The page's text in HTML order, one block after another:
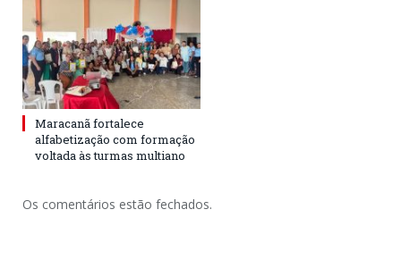
Maracanã fortalece
alfabetização com formação
voltada às turmas multiano
Os comentários estão fechados.